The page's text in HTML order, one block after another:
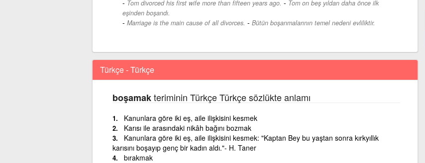
Tom divorced his first wife more than fifteen years ago. - Tom on beş yıldan daha önce ilk
eşinden boşandı.
Marriage is the main cause of all divorces. - Bütün boşanmalarının temel nedeni evliliktir.
Türkçe - Türkçe
boşamakteriminin Türkçe Türkçe sözlükte anlamı
Kanunlara göre iki eş, aile ilişkisini kesmek
Karısı ile arasındaki nikâh bağını bozmak
Kanunlara göre iki eş, aile ilişkisini kesmek: "Kaptan Bey bu yaştan sonra kırkyıllık
karısını boşayıp genç bir kadın aldı."- H. Taner
bırakmak